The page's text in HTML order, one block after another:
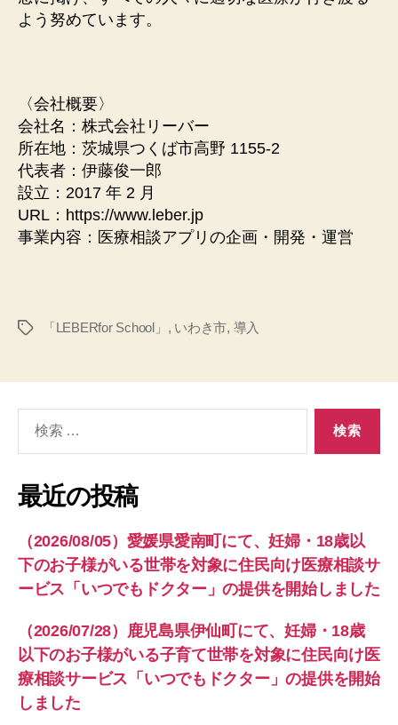
よう努めています。
〈会社概要〉
会社名：株式会社リーバー
所在地：茨城県つくば市高野 1155-2
代表者：伊藤俊一郎
設立：2017 年 2 月
URL：https://www.leber.jp
事業内容：医療相談アプリの企画・開発・運営
タ
「LEBERfor School」 , いわき市, 導入
象:
最近の投稿
（2026/08/05）愛媛県愛南町にて、妊婦・18歳以
下のお子様がいる世帯を対象に住民向け医療相談サ
ービス「いつでもドクター」の提供を開始しました
（2026/07/28）鹿児島県伊仙町にて、妊婦・18歳
以下のお子様がいる子育て世帯を対象に住民向け医
療相談サービス「いつでもドクター」の提供を開始
しました